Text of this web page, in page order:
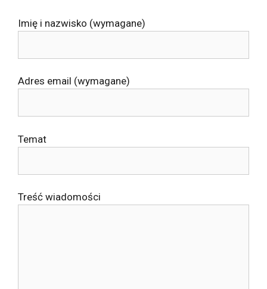
Imię i nazwisko (wymagane)
Adres email (wymagane)
Temat
Treść wiadomości